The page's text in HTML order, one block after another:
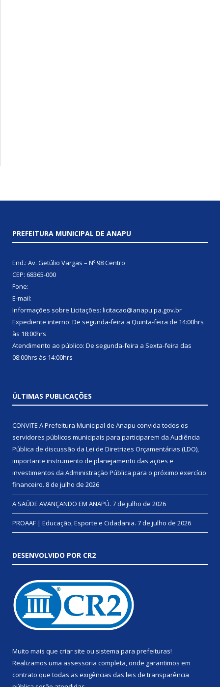
PREFEITURA MUNICIPAL DE ANAPU
End.: Av. Getúlio Vargas – Nº 98 Centro
CEP: 68365-000
Fone:
E-mail:
Informações sobre Licitações: licitacao@anapu.pa.gov.br
Expediente interno: De segunda-feira a Quinta-feira de 14:00hrs
às 18:00hrs
Atendimento ao público: De segunda-feira a Sexta-feira das
08:00hrs às 14:00hrs
ÚLTIMAS PUBLICAÇÕES
CONVITE A Prefeitura Municipal de Anapu convida todos os
servidores públicos municipais para participarem da Audiência
Pública de discussão da Lei de Diretrizes Orçamentárias (LDO),
importante instrumento de planejamento das ações e
investimentos da Administração Pública para o próximo exercício
financeiro. 8 de julho de 2026
A SAÚDE AVANÇANDO EM ANAPÚ. 7 de julho de 2026
PROAAF | Educação, Esporte e Cidadania. 7 de julho de 2026
DESENVOLVIDO POR CR2
Muito mais que criar site ou sistema para prefeituras!
Realizamos uma assessoria completa, onde garantimos em
contrato que todas as exigências das leis de transparência